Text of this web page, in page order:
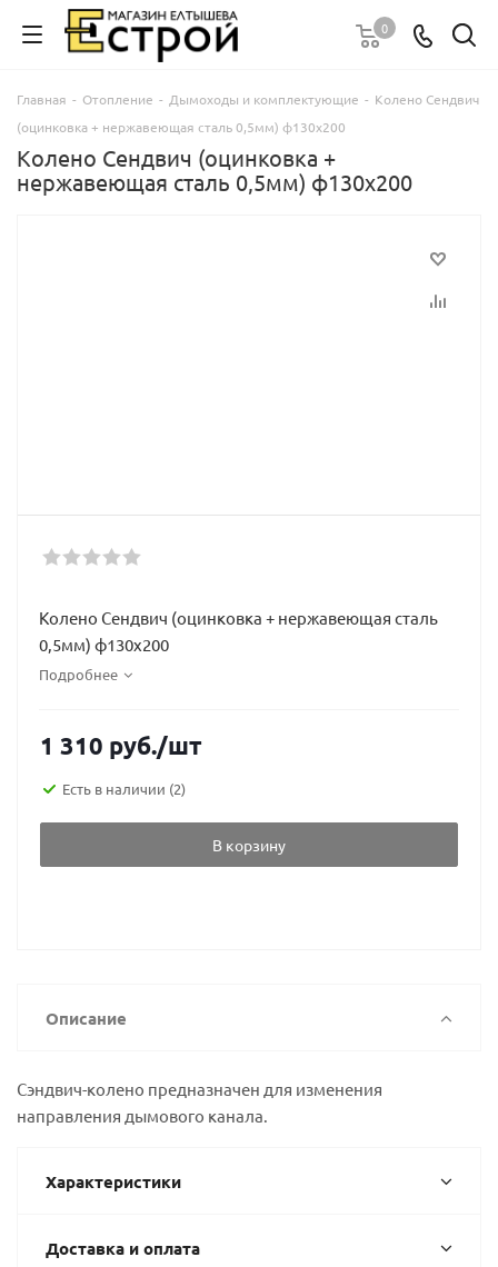
0
Главная - Отопление - Дымоходы и комплектующие - Колено Сендвич
(оцинковка + нержавеющая сталь 0,5мм) ф130х200
Колено Сендвич (оцинковка +
нержавеющая сталь 0,5мм) ф130х200
Колено Сендвич (оцинковка + нержавеющая сталь
0,5мм) ф130х200
Подробнее
1 310 руб./шт
Есть в наличии (2)
В корзину
Описание
Сэндвич-колено предназначен для изменения
направления дымового канала.
Характеристики
Доставка и оплата